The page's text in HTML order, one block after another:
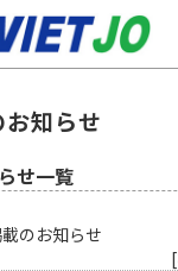
知らせ
せ一覧
のお知らせ